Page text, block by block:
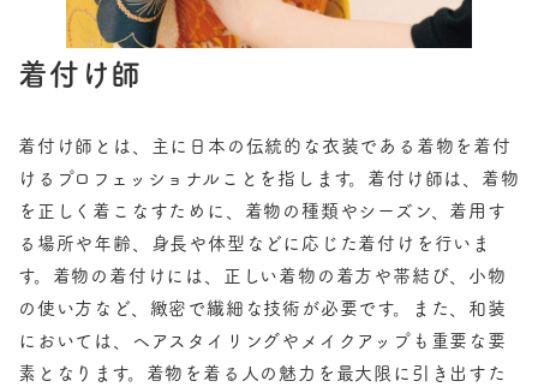
着付け師
着付け師とは、主に日本の伝統的な衣装である着物を着付
けるプロフェッショナルことを指します。着付け師は、着物
を正しく着こなすために、着物の種類やシーズン、着用す
る場所や年齢、身長や体型などに応じた着付けを行いま
す。着物の着付けには、正しい着物の着方や帯結び、小物
の使い方など、緻密で繊細な技術が必要です。また、和装
においては、ヘアスタイリングやメイクアップも重要な要
素となります。着物を着る人の魅力を最大限に引き出すた